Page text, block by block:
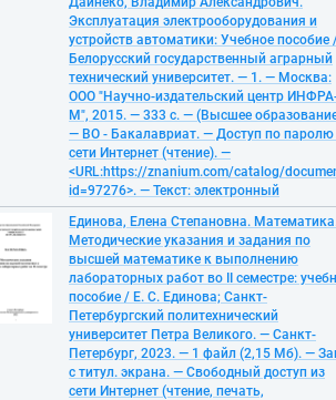
Эксплуатация электрооборудования и
устройств автоматики: Учебное пособие
Белорусский государственный аграрный
технический университет. — 1. — Москва:
ООО "Научно-издательский центр
М", 2015. — 333 с. — (Высшее
— ВО - Бакалавриат. — Доступ по паролю
сети Интернет (чтение). —
<URL:https://znanium.com/catalog/
id=97276>. — Текст: электронный
Единова, Елена Степановна.
Методические указания и задания по
высшей математике к выполнению
лабораторных работ во II семестре:
пособие / Е. С. Единова; Санкт-
Петербургский политехнический
университет Петра Великого. — Санкт-
Петербург, 2023. — 1 файл (2,15 Мб). —
с титул. экрана. — Свободный доступ из
сети Интернет (чтение, печать,